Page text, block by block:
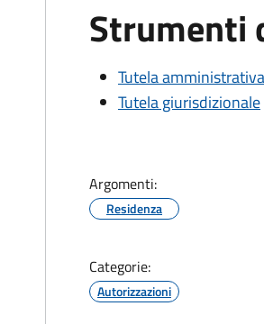
Strumenti
Tutela amministrativa
Tutela giurisdizionale
Argomenti:
Residenza
Categorie:
Autorizzazioni